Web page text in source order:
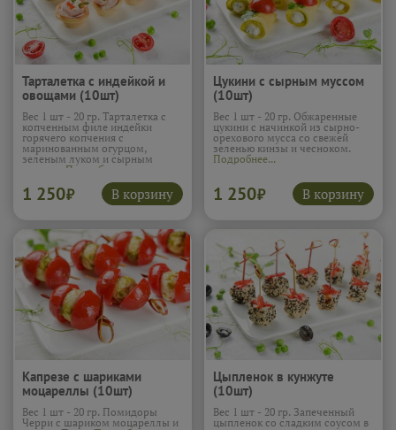
Тарталетка с индейкой и
овощами (10шт)
Вес 1 шт - 20 гр. Тарталетка с
копченным филе индейки
горячего копчения с
маринованным огурцом,
зеленым луком и сырным
Подробнее...
1 250₽ В корзину
Цукини с сырным муссом
(10шт)
Вес 1 шт - 20 гр. Обжаренные
цукини с начинкой из сырно-
орехового мусса со свежей
зеленью кинзы и чесноком.
Подробнее...
1 250₽ В корзину
Капрезе с шариками
моцареллы (10шт)
Вес 1 шт - 20 гр. Помидоры
Черри с шариком моцареллы и
Цыпленок в кунжуте
(10шт)
Вес 1 шт - 20 гр. Запеченный
цыпленок со сладким соусом в